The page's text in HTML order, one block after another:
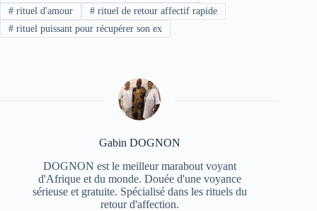
#rituel d'amour #rituel de retour affectif rapide
#rituel puissant pour récupérer son ex
Gabin DOGNON
DOGNON est le meilleur marabout voyant
d'Afrique et du monde. Douée d'une voyance
sérieuse et gratuite. Spécialisé dans les rituels du
retour d'affection.